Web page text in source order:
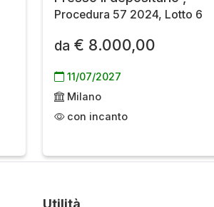
Procedura 57 2024, Lotto 6
da € 8.000,00
11/07/2027
Milano
con incanto
Utilità